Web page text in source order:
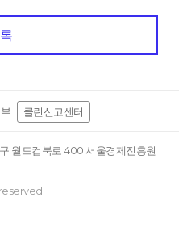
클린신고센터
월드컵북로 400 서울경제진흥원